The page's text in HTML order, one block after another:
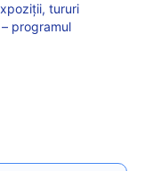
tururi
programul